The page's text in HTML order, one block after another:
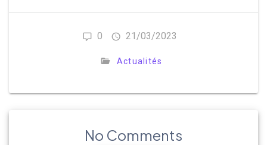
0 21/03/2023
Actualités
No Comments